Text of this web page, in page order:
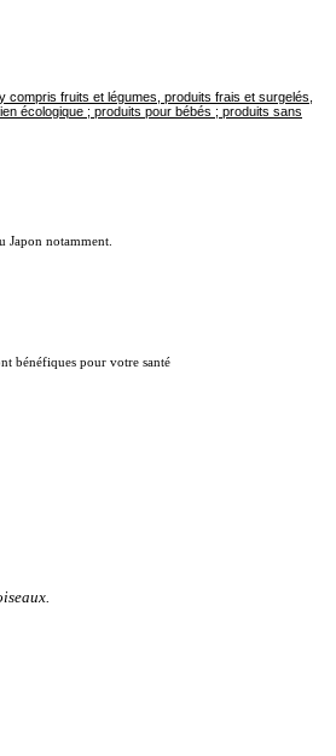
fruits et légumes, produits frais et surgelés,
écologique ; produits pour bébés ; produits sans
Japon notamment.
bénéfiques pour votre santé